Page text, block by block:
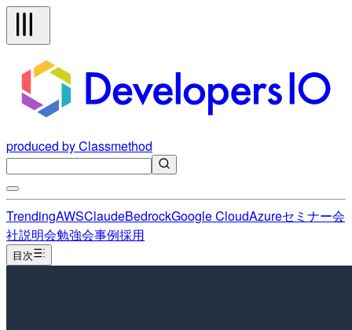
produced by Classmethod
TrendingAWSClaudeBedrockGoogle CloudAzureセミナー会
社説明会勉強会事例採用
目次